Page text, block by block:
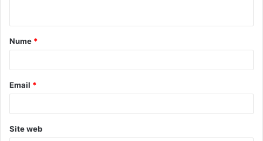
a
r
*
Nume *
Email *
Site web